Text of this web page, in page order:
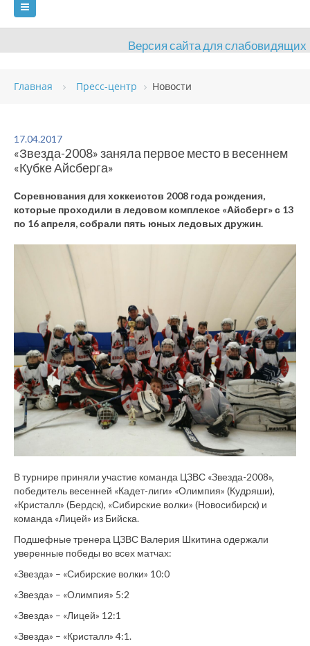
Версия сайта для слабовидящих
ГЛАВНАЯ
ВИДЫ СПОРТА
ОБЪЕКТЫ ДОКУМЕНТЫ
ОЦЕНКА КАЧЕСТВА ОБРАЗОВАНИЯ ВАКАНСИИ
ПЛАТНЫЕ УСЛУГИ КОНТАКТЫ
Главная Пресс-центр Новости
17.04.2017
«Звезда-2008» заняла первое место в весеннем
«Кубке Айсберга»
Соревнования для хоккеистов 2008 года рождения,
которые проходили в ледовом комплексе «Айсберг» с 13
по 16 апреля, собрали пять юных ледовых дружин.
В турнире приняли участие команда ЦЗВС «Звезда-2008»,
победитель весенней «Кадет-лиги» «Олимпия» (Кудряши),
«Кристалл» (Бердск), «Сибирские волки» (Новосибирск) и
команда «Лицей» из Бийска.
Подшефные тренера ЦЗВС Валерия Шкитина одержали
уверенные победы во всех матчах:
«Звезда» – «Сибирские волки» 10:0
«Звезда» – «Олимпия» 5:2
«Звезда» – «Лицей» 12:1
«Звезда» – «Кристалл» 4:1.